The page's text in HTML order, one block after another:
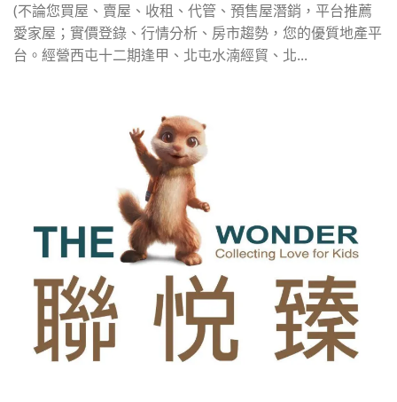
(不論您買屋、賣屋、收租、代管、預售屋潛銷，平台推薦
愛家屋；實價登錄、行情分析、房市趨勢，您的優質地產平
台。經營西屯十二期逢甲、北屯水湳經貿、北...